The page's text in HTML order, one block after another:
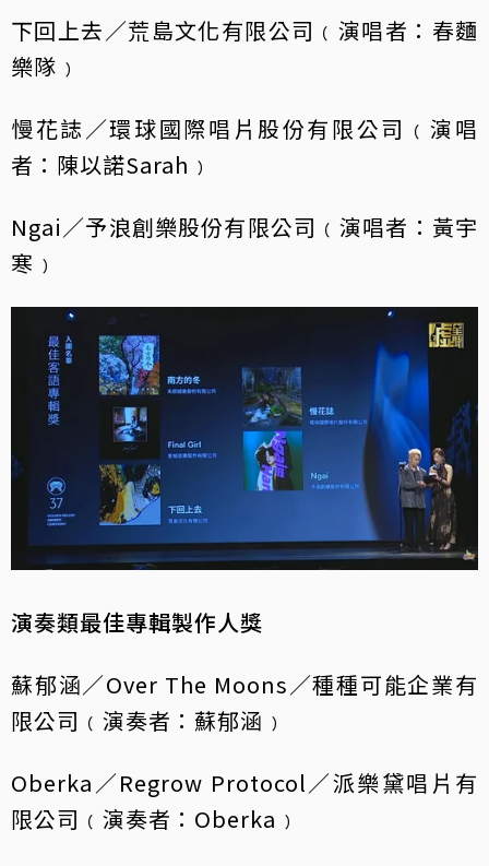
下回上去／荒島文化有限公司﹙演唱者：春麵
樂隊﹚
慢花誌／環球國際唱片股份有限公司﹙演唱
者：陳以諾Sarah﹚
Ngai／予浪創樂股份有限公司﹙演唱者：黃宇
寒﹚
演奏類最佳專輯製作人獎
蘇郁涵／Over The Moons／種種可能企業有
限公司﹙演奏者：蘇郁涵﹚
Oberka／Regrow Protocol／派樂黛唱片有
限公司﹙演奏者：Oberka﹚